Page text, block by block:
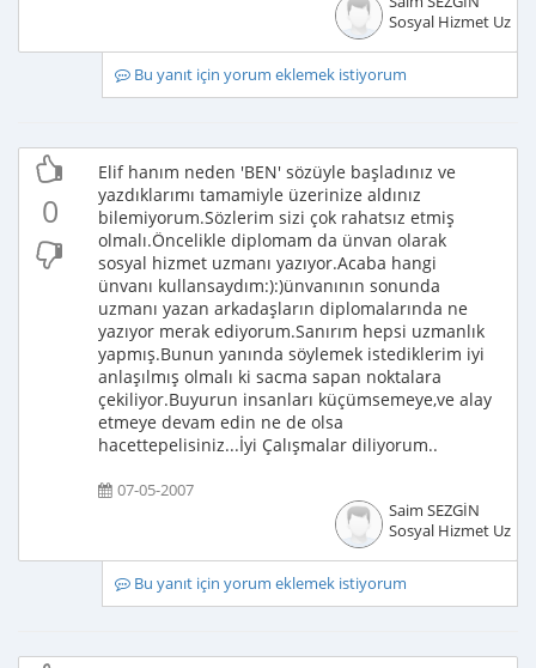
Sosyal Hizmet
Bu yanıt için yorum eklemek istiyorum
0
Elif hanım neden 'BEN' sözüyle başladınız ve
yazdıklarımı tamamiyle üzerinize aldınız
bilemiyorum.Sözlerim sizi çok rahatsız etmiş
olmalı.Öncelikle diplomam da ünvan olarak
sosyal hizmet uzmanı yazıyor.Acaba hangi
ünvanı kullansaydım:):)ünvanının sonunda
uzmanı yazan arkadaşların diplomalarında ne
yazıyor merak ediyorum.Sanırım hepsi uzmanlık
yapmış.Bunun yanında söylemek istediklerim iyi
anlaşılmış olmalı ki sacma sapan noktalara
çekiliyor.Buyurun insanları küçümsemeye,ve alay
etmeye devam edin ne de olsa
hacettepelisiniz...İyi Çalışmalar diliyorum..
07-05-2007
Saim SEZGİN
Sosyal Hizmet
Bu yanıt için yorum eklemek istiyorum